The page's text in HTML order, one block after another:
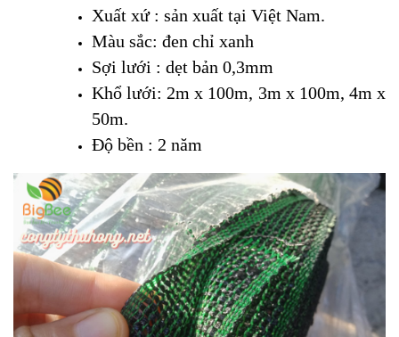
Xuất xứ : sản xuất tại Việt Nam.
Màu sắc: đen chỉ xanh
Sợi lưới : dẹt bản 0,3mm
Khổ lưới: 2m x 100m, 3m x 100m, 4m x
50m.
Độ bền : 2 năm